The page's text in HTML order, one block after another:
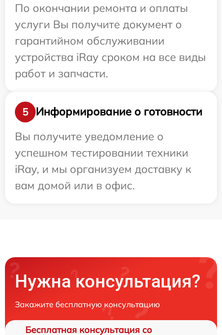
По окончании ремонта и оплаты
услуги Вы получите документ о
гарантийном обслуживании
устройства iRay сроком на все виды
работ и запчасти.
5
Информирование о готовности
Вы получите уведомление о
успешном тестировании техники
iRay, и мы организуем доставку к
вам домой или в офис.
Нужна консультация?
Закажите бесплатную консультацию
Бесплатная консультация со